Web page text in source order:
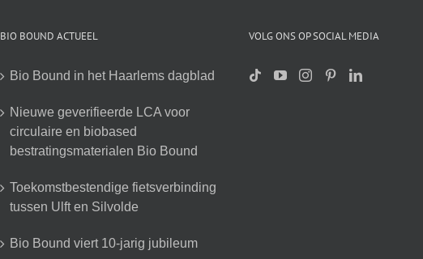
BIO BOUND ACTUEEL
Bio Bound in het Haarlems dagblad
Nieuwe geverifieerde LCA voor
circulaire en biobased
bestratingsmaterialen Bio Bound
Toekomstbestendige fietsverbinding
tussen Ulft en Silvolde
Bio Bound viert 10-jarig jubileum
VOLG ONS OP SOCIAL MEDIA